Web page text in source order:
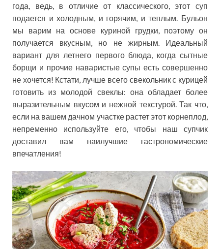
года, ведь, в отличие от классического, этот суп
подается и холодным, и горячим, и теплым. Бульон
мы варим на основе куриной грудки, поэтому он
получается вкусным, но не жирным. Идеальный
вариант для летнего первого блюда, когда сытные
борщи и прочие наваристые супы есть совершенно
не хочется! Кстати, лучше всего свекольник с курицей
готовить из молодой свеклы: она обладает более
выразительным вкусом и нежной текстурой. Так что,
если на вашем дачном участке растет этот корнеплод,
непременно используйте его, чтобы наш супчик
доставил вам наилучшие гастрономические
впечатления!